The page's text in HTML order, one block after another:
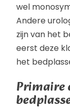
wel
Andere
zijn van het
eerst deze
het
Primaire